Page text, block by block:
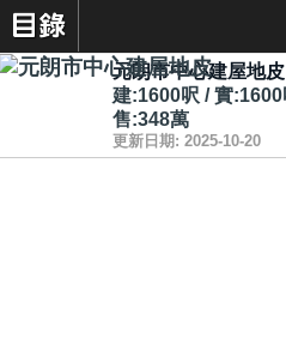
元朗市中心建屋地皮
建:1600呎 / 實:1600
售:348萬
更新日期: 2025-10-20